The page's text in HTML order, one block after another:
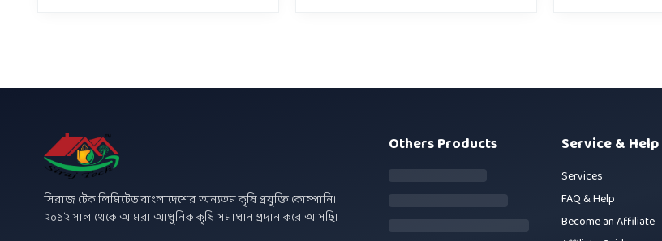
সিরাজ টেক লিমিটেড বাংলাদেশের অন্যতম কৃষি প্রযুক্তি কোম্পানি।
২০১২ সাল থেকে আমরা আধুনিক কৃষি সমাধান প্রদান করে আসছি।
Others Products Service & Help
Services
FAQ & Help
Become an Affiliate